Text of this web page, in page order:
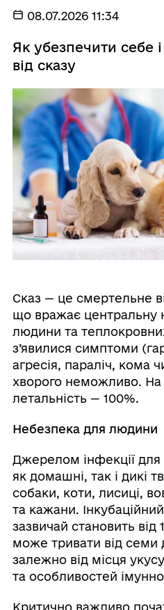
08.07.2026 11:34
Як убезпечити себе
від сказу
Сказ — це смертельне
що вражає центральну
людини та
з’явилися симптоми
агресія, параліч, кома
хворого неможливо. На
летальність — 100%.
Небезпека для людини
Джерелом інфекції
як домашні, так і дикі
собаки, коти, лисиці,
та кажани.
зазвичай становить від
може тривати від семи
залежно від місця
та особливостей
Критично важливо